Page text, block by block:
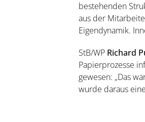
bestehenden
aus der
Eigendynamik.
StB/WP Richard
Papierprozesse
gewesen: „Das
wurde daraus